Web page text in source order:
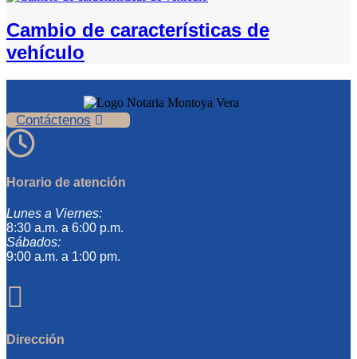
Cambio de características de
vehículo
Contáctenos

Horario de atención
Lunes a Viernes:
8:30 a.m. a 6:00 p.m.
Sábados:
9:00 a.m. a 1:00 pm.

Dirección